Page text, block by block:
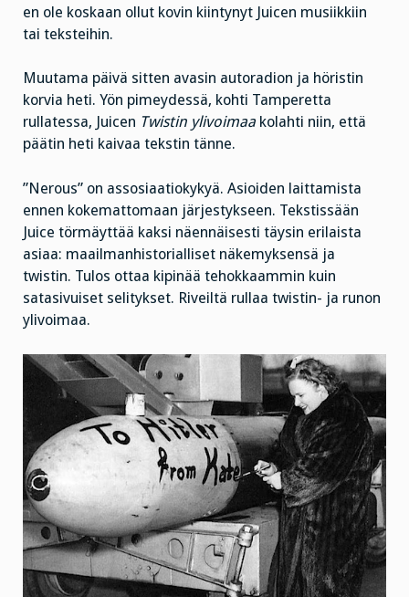
en ole koskaan ollut kovin kiintynyt Juicen musiikkiin
tai teksteihin.
Muutama päivä sitten avasin autoradion ja höristin
korvia heti. Yön pimeydessä, kohti Tamperetta
rullatessa, Juicen Twistin ylivoimaa kolahti niin, että
päätin heti kaivaa tekstin tänne.
”Nerous” on assosiaatiokykyä. Asioiden laittamista
ennen kokemattomaan järjestykseen. Tekstissään
Juice törmäyttää kaksi näennäisesti täysin erilaista
asiaa: maailmanhistorialliset näkemyksensä ja
twistin. Tulos ottaa kipinää tehokkaammin kuin
satasivuiset selitykset. Riveiltä rullaa twistin- ja runon
ylivoimaa.